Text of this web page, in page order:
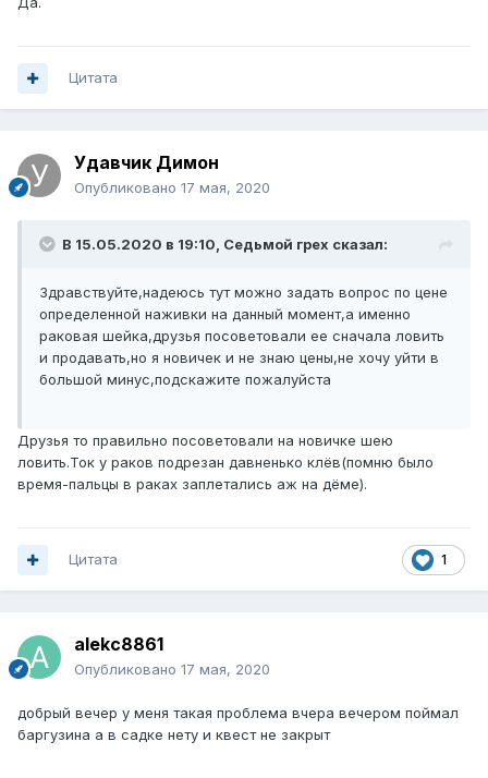
Цитата
Удавчик Димон
Опубликовано 17 мая, 2020
В 15.05.2020 в 19:10, Седьмой грех сказал:
Здравствуйте,надеюсь тут можно задать вопрос по цене
определенной наживки на данный момент,а именно
раковая шейка,друзья посоветовали ее сначала ловить
и продавать,но я новичек и не знаю цены,не хочу уйти в
большой минус,подскажите пожалуйста
Друзья то правильно посоветовали на новичке шею
ловить.Ток у раков подрезан давненько клёв(помню было
время-пальцы в раках заплетались аж на дёме).
1
Цитата
alekc8861
Опубликовано 17 мая, 2020
добрый вечер у меня такая проблема вчера вечером поймал
баргузина а в садке нету и квест не закрыт